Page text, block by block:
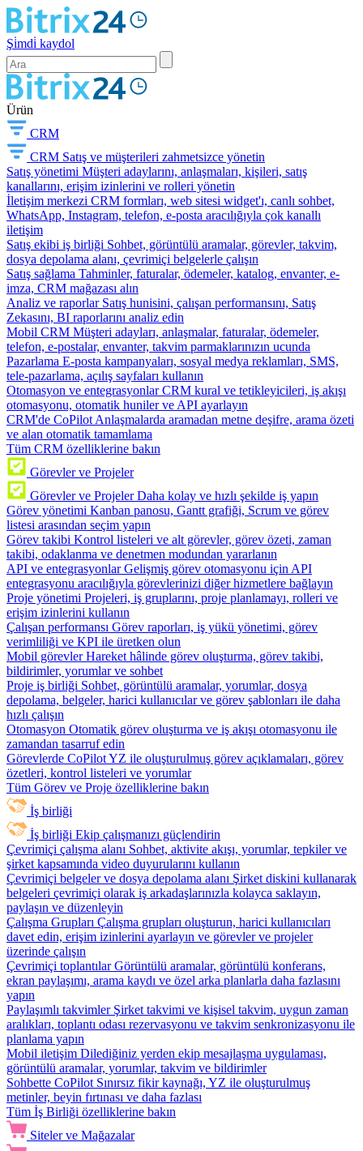
Şi̇mdi̇ kaydol
Ürün
CRM
CRM Satış ve müşterileri zahmetsizce yönetin
Satış yönetimi Müşteri adaylarını, anlaşmaları, kişileri, satış
kanallarını, erişim izinlerini ve rolleri yönetin
İletişim merkezi CRM formları, web sitesi widget'ı, canlı sohbet,
WhatsApp, Instagram, telefon, e-posta aracılığıyla çok kanallı
iletişim
Satış ekibi iş birliği Sohbet, görüntülü aramalar, görevler, takvim,
dosya depolama alanı, çevrimiçi belgelerle çalışın
Satış sağlama Tahminler, faturalar, ödemeler, katalog, envanter, e-
imza, CRM mağazası alın
Analiz ve raporlar Satış hunisini, çalışan performansını, Satış
Zekasını, BI raporlarını analiz edin
Mobil CRM Müşteri adayları, anlaşmalar, faturalar, ödemeler,
telefon, e-postalar, envanter, takvim parmaklarınızın ucunda
Pazarlama E-posta kampanyaları, sosyal medya reklamları, SMS,
tele-pazarlama, açılış sayfaları kullanın
Otomasyon ve entegrasyonlar CRM kural ve tetikleyicileri, iş akışı
otomasyonu, otomatik huniler ve API ayarlayın
CRM'de CoPilot Anlaşmalarda aramadan metne deşifre, arama özeti
ve alan otomatik tamamlama
Tüm CRM özelliklerine bakın
Görevler ve Projeler
Görevler ve Projeler Daha kolay ve hızlı şekilde iş yapın
Görev yönetimi Kanban panosu, Gantt grafiği, Scrum ve görev
listesi arasından seçim yapın
Görev takibi Kontrol listeleri ve alt görevler, görev özeti, zaman
takibi, odaklanma ve denetmen modundan yararlanın
API ve entegrasyonlar Gelişmiş görev otomasyonu için API
entegrasyonu aracılığıyla görevlerinizi diğer hizmetlere bağlayın
Proje yönetimi Projeleri, iş gruplarını, proje planlamayı, rolleri ve
erişim izinlerini kullanın
Çalışan performansı Görev raporları, iş yükü yönetimi, görev
verimliliği ve KPI ile üretken olun
Mobil görevler Hareket hâlinde görev oluşturma, görev takibi,
bildirimler, yorumlar ve sohbet
Proje iş birliği Sohbet, görüntülü aramalar, yorumlar, dosya
depolama, belgeler, harici kullanıcılar ve görev şablonları ile daha
hızlı çalışın
Otomasyon Otomatik görev oluşturma ve iş akışı otomasyonu ile
zamandan tasarruf edin
Görevlerde CoPilotYZ ile oluşturulmuş görev açıklamaları, görev
özetleri, kontrol listeleri ve yorumlar
Tüm Görev ve Proje özelliklerine bakın
İş birliği
İş birliği Ekip çalışmanızı güçlendirin
Çevrimiçi çalışma alanı Sohbet, aktivite akışı, yorumlar, tepkiler ve
şirket kapsamında video duyurularını kullanın
Çevrimiçi belgeler ve dosya depolama alanı Şirket diskini kullanarak
belgeleri çevrimiçi olarak iş arkadaşlarınızla kolayca saklayın,
paylaşın ve düzenleyin
Çalışma Grupları Çalışma grupları oluşturun, harici kullanıcıları
davet edin, erişim izinlerini ayarlayın ve görevler ve projeler
üzerinde çalışın
Çevrimiçi toplantılar Görüntülü aramalar, görüntülü konferans,
ekran paylaşımı, arama kaydı ve özel arka planlarla daha fazlasını
yapın
Paylaşımlı takvimler Şirket takvimi ve kişisel takvim, uygun zaman
aralıkları, toplantı odası rezervasyonu ve takvim senkronizasyonu ile
planlama yapın
Mobil iletişim Dilediğiniz yerden ekip mesajlaşma uygulaması,
görüntülü aramalar, yorumlar, takvim ve bildirimler
Sohbette CoPilot Sınırsız fikir kaynağı, YZ ile oluşturulmuş
metinler, beyin fırtınası ve daha fazlası
Tüm İş Birliği özelliklerine bakın
Siteler ve Mağazalar